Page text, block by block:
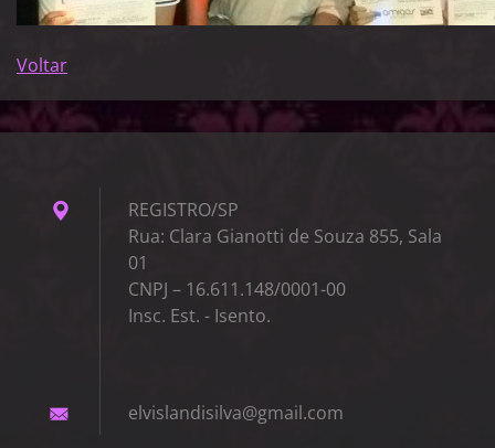
Voltar
REGISTRO/SP
Rua: Clara Gianotti de Souza 855, Sala
01
CNPJ – 16.611.148/0001-00
Insc. Est. - Isento.
elvislandisilva@gmail.com